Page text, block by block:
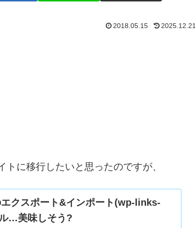
2018.05.15 2025.12.21
に移行したいと思ったのですが、
エクスポート&インポート(wp-links-
…美味しそう?